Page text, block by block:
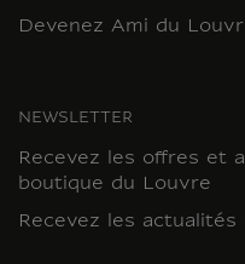
Devenez Ami du
NEWSLETTER
Recevez les offres et
boutique du Louvre
Recevez les